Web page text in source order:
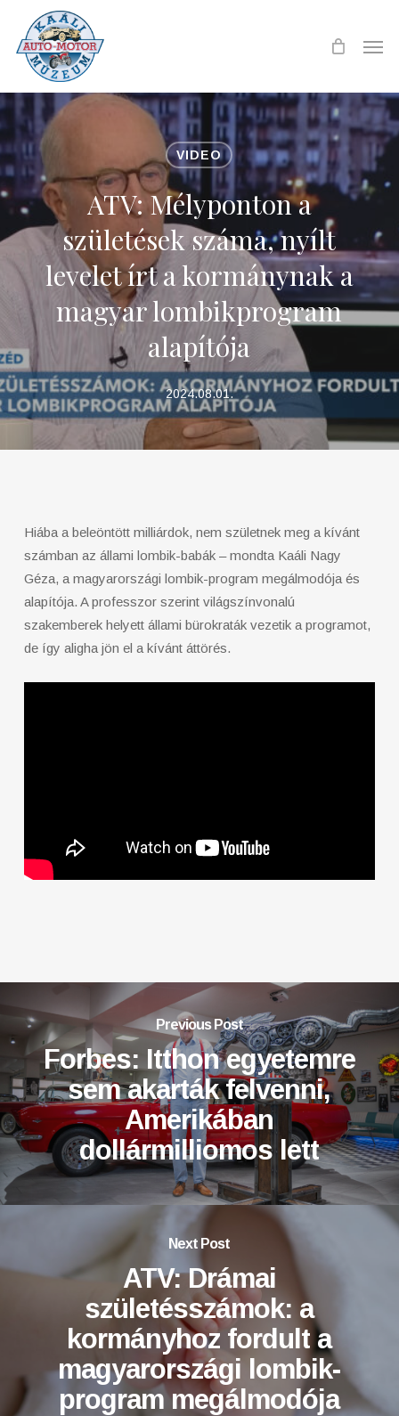
main
content
VIDEO
ATV: Mélyponton a
születések száma, nyílt
levelet írt a kormánynak a
magyar lombikprogram
alapítója
2024.08.01.
Hiába a beleöntött milliárdok, nem születnek meg a kívánt
számban az állami lombik-babák – mondta Kaáli Nagy
Géza, a magyarországi lombik-program megálmodója és
alapítója. A professzor szerint világszínvonalú
szakemberek helyett állami bürokraták vezetik a programot,
de így aligha jön el a kívánt áttörés.
Previous Post
Forbes: Itthon egyetemre
sem akarták felvenni,
Amerikában
dollármilliomos lett
Next Post
ATV: Drámai
születésszámok: a
kormányhoz fordult a
magyarországi lombik-
program megálmodója